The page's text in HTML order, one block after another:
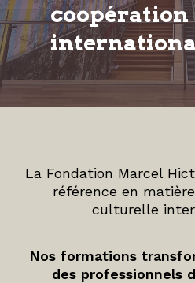
coopération
La Fondation Marcel
référence en
culturelle
Nos formations
des professionnels